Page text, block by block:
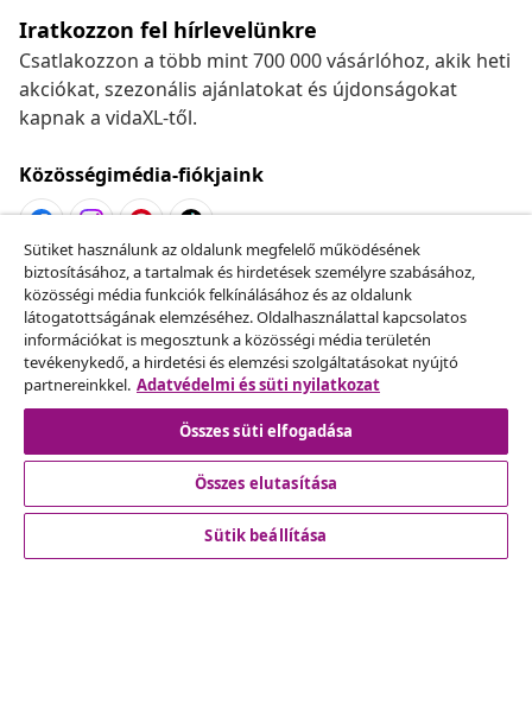
Iratkozzon fel hírlevelünkre
Csatlakozzon a több mint 700 000 vásárlóhoz, akik heti
akciókat, szezonális ajánlatokat és újdonságokat
kapnak a vidaXL-től.
Közösségimédia-fiókjaink
Szerződéstől való elállás
Küldj be egy rendelés lemondására vonatkozó
kérelmet.
Szerződéstől való elállás
Ügyfélszolgálat
Sütiket használunk az oldalunk megfelelő működésének
biztosításához, a tartalmak és hirdetések személyre szabásához,
közösségi média funkciók felkínálásához és az oldalunk
látogatottságának elemzéséhez. Oldalhasználattal kapcsolatos
információkat is megosztunk a közösségi média területén
tevékenykedő, a hirdetési és elemzési szolgáltatásokat nyújtó
partnereinkkel. Adatvédelmi és süti nyilatkozat
Összes süti elfogadása
Összes elutasítása
Sütik beállítása